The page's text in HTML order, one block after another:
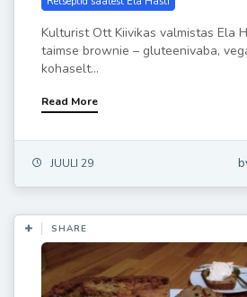
Kulturist Ott Kiivikas valmistas Ela
taimse brownie – gluteenivaba,
kohaselt...
Read More
JUULI 29
SHARE